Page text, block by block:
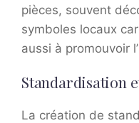
pièces, souvent
symboles locaux
aussi à promouvoir
Standardisation
La création de